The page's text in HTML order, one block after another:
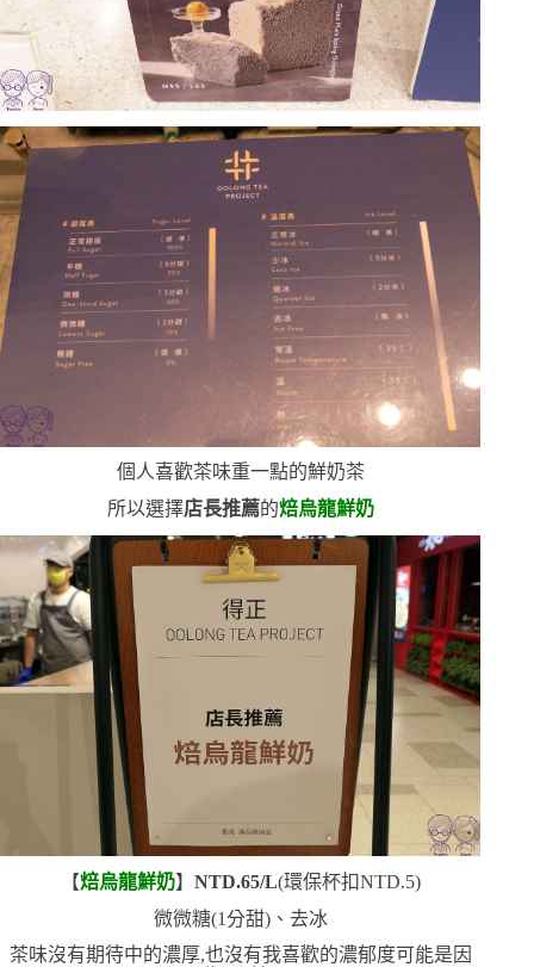
個人喜歡茶味重一點的鮮奶茶
所以選擇店長推薦的焙烏龍鮮奶
【焙烏龍鮮奶】 NTD.65/L(環保杯扣NTD.5)
微微糖(1分甜)、去冰
茶味沒有期待中的濃厚,也沒有我喜歡的濃郁度可能是因